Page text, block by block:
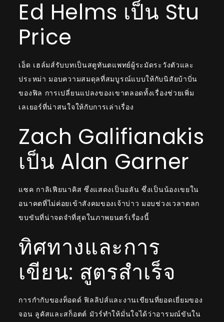
Ed Helms เป็น Stu
Price
เอ็ด เฮล์มส์รับบทเป็นสตูทันตแพทย์ผู้ระมัดระวังตัวและ
ประหม่า มอบความสมดุลที่สมบูรณ์แบบให้กับนิสัยบ้าบิ่น
ของฟิล การเปลี่ยนแปลงของเขาตลอดทั้งเรื่องช่วยเพิ่ม
เลเยอร์ที่น่าสนใจให้กับการเล่าเรื่อง
Zach Galifianakis
เป็น Alan Garner
แซค กาลิเฟียนาคิส ซึ่งแสดงเป็นอลัน ซึ่งเป็นน้องเขยใน
อนาคตที่ไม่ค่อยเข้าสังคมของเจ้าบ่าว มอบช่วงเวลาตลก
ขบขันที่น่าจดจำที่สุดในภาพยนตร์เรื่องนี้
ทิศทางและการ
เขียน: สูตรสำเร็จ
การกำกับของท็อดด์ ฟิลลิปส์และงานเขียนที่ยอดเยี่ยมของ
จอน ลูคัสและสก็อตต์ มัวร์ทำให้มั่นใจได้ว่าอารมณ์ขันใน